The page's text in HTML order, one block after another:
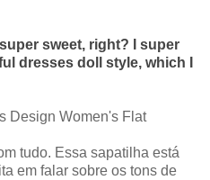
sweet, right? I super
dresses doll style, which I
Design Women's Flat
tudo. Essa sapatilha está
em falar sobre os tons de